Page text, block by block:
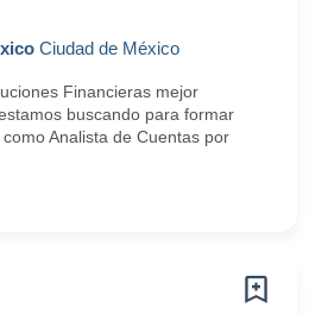
Ciudad de México
Financieras mejor
buscando para formar
Analista de Cuentas por